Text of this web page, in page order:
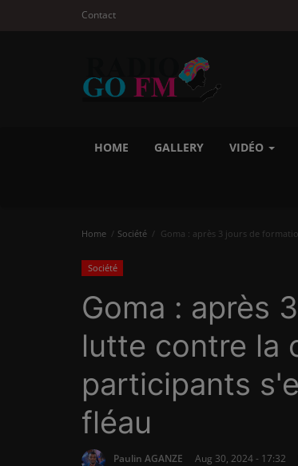
Contact
HOME GALLERY VIDÉO
Home Société Goma : après 3 jours de
Société
Goma : après
lutte contre la
participants
fléau
Paulin AGANZE Aug 30, 2024 - 17:32